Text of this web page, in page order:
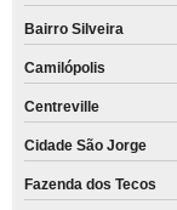
Bairro Silveira
Camilópolis
Centreville
Cidade São Jorge
Fazenda dos Tecos